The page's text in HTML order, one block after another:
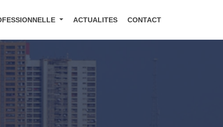
ACTUALITES CONTACT